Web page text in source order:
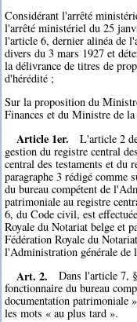
Considérant l'arrêté
l'arrêté ministériel du 25
l'article 6, dernier alinéa de
divers du 3 mars 1927 et
la délivrance de titres de
d'hérédité ;
Sur la proposition du
Finances et du Ministre de
Article 1er.
L'article 2
gestion du registre central
central des testaments et du
paragraphe 3 rédigé
du bureau compétent de
patrimoniale au registre
6, du Code civil, est
Royale du Notariat belge et
Fédération Royale du
l'Administration générale de
Art. 2.
Dans l'article 7,
fonctionnaire du bureau
documentation patrimoniale
les mots « au plus tard ».